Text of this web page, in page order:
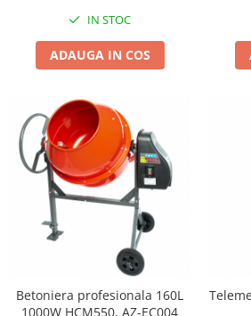
Gratare
Pirostrii si accesorii pentru gatit
Iluminat & electrice
Prelungitoare & cabluri electrice
Becuri
Coliere plastic
Conectori/doze
Corpuri de iluminat
Lumina de crestere pentru plante
IN STOC
ADAUGA IN COS
Betoniera profesionala 160L
1000W HCM550, AZ-EC004